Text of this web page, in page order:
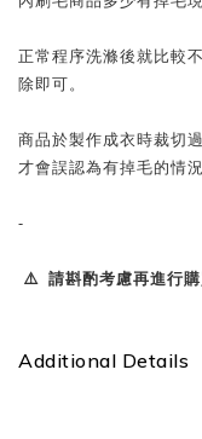
正常程序洗滌後就比較
除即可。
商品於製作成衣時裁切
才會誤認為有掉毛的情況
-
⚠️ 請斟酌考慮再進行
Additional Details